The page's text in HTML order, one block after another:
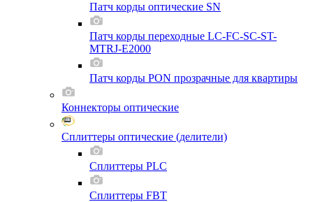
Патч корды оптические SN
Патч корды переходные LC-FC-SC-ST-
MTRJ-E2000
Патч корды PON прозрачные для квартиры
Коннекторы оптические
Сплиттеры оптические (делители)
Сплиттеры PLC
Сплиттеры FBT